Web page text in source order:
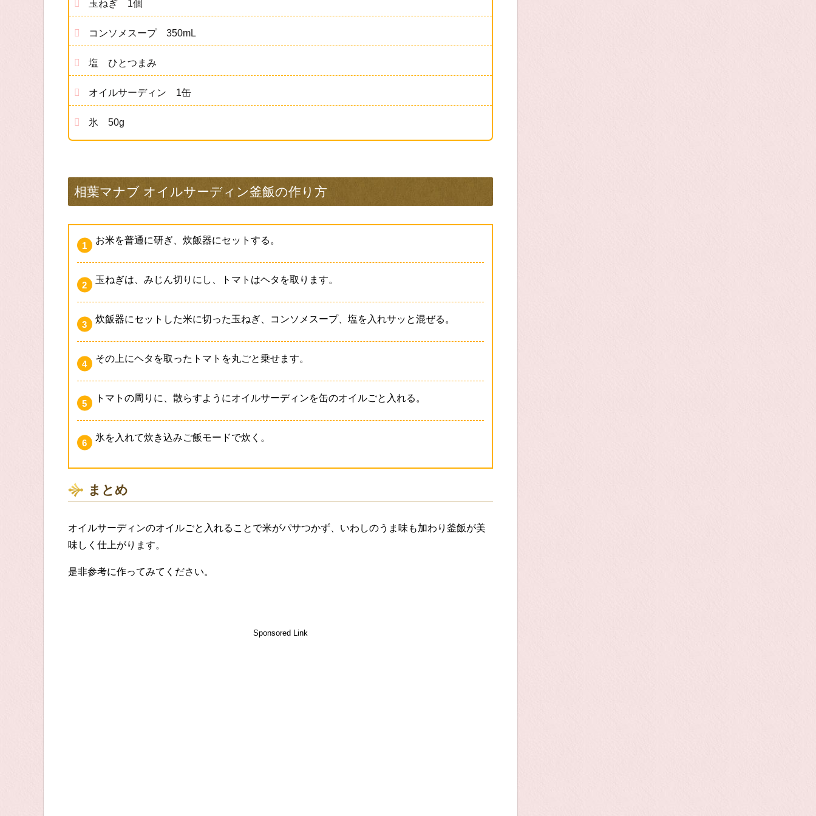
玉ねぎ 1個
コンソメスープ 350mL
塩 ひとつまみ
オイルサーディン 1缶
氷 50g
相葉マナブ オイルサーディン釜飯の作り方
お米を普通に研ぎ、炊飯器にセットする。
玉ねぎは、みじん切りにし、トマトはヘタを取ります。
炊飯器にセットした米に切った玉ねぎ、コンソメスープ、塩を入れサッと混ぜる。
その上にヘタを取ったトマトを丸ごと乗せます。
トマトの周りに、散らすようにオイルサーディンを缶のオイルごと入れる。
氷を入れて炊き込みご飯モードで炊く。
まとめ
オイルサーディンのオイルごと入れることで米がパサつかず、いわしのうま味も加わり釜飯が美
味しく仕上がります。
是非参考に作ってみてください。
Sponsored Link